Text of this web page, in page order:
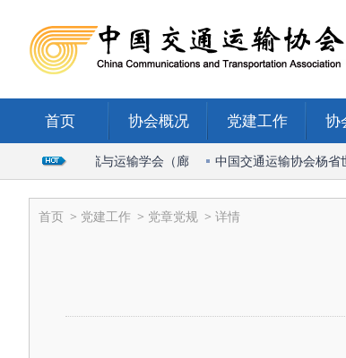
首页 协会概况 党建工作 协
国际物流与运输学会（廊 中国交通运输协会杨省世会
首页 > 党建工作 > 党章党规 > 详情